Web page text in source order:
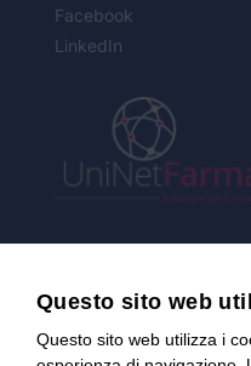
Facebook
LinkedIn
Questo sito web
Questo sito web utilizza i